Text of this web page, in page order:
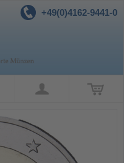
+49(0)4162-9441-0